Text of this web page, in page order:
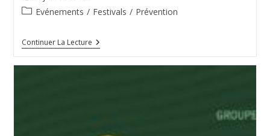
publiée :
PostEvénements / Festivals / Prévention
Continuer La LecturePrev’En
Fest